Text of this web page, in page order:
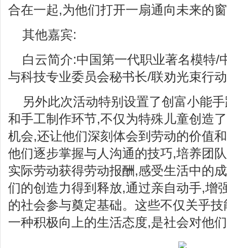
合在一起,为他们打开一扇通向未来的
其他嘉宾:
白云简介:中国第一代职业著名模特/
与科技专业委员会秘书长/联劝光束行
另外此次活动特别设置了创富小能
和手工制作环节,不仅为特殊儿童创造
机会,还让他们深刻体会到劳动的价值
他们逐步掌握与人沟通的技巧,培养团
实际劳动获得劳动报酬,感受生活中的
们的创造力得到释放,通过亲自动手,增
的社会参与奠定基础。这些不仅关乎
一种积极向上的生活态度,是社会对他